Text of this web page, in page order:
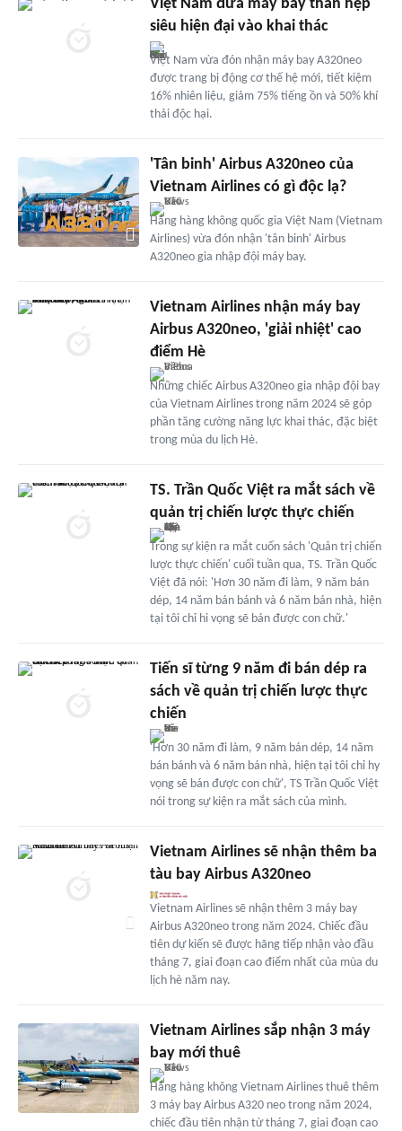
Việt Nam đưa máy bay thân hẹp
siêu hiện đại vào khai thác
Việt Nam vừa đón nhận máy bay A320neo
được trang bị động cơ thế hệ mới, tiết kiệm
16% nhiên liệu, giảm 75% tiếng ồn và 50% khí
thải độc hại.
'Tân binh' Airbus A320neo của
Vietnam Airlines có gì độc lạ?
Hãng hàng không quốc gia Việt Nam (Vietnam
Airlines) vừa đón nhận 'tân binh' Airbus
A320neo gia nhập đội máy bay.
Vietnam Airlines nhận máy bay
Airbus A320neo, 'giải nhiệt' cao
điểm Hè
Những chiếc Airbus A320neo gia nhập đội bay
của Vietnam Airlines trong năm 2024 sẽ góp
phần tăng cường năng lực khai thác, đặc biệt
trong mùa du lịch Hè.
TS. Trần Quốc Việt ra mắt sách về
quản trị chiến lược thực chiến
Trong sự kiện ra mắt cuốn sách 'Quản trị chiến
lược thực chiến' cuối tuần qua, TS. Trần Quốc
Việt đã nói: 'Hơn 30 năm đi làm, 9 năm bán
dép, 14 năm bán bánh và 6 năm bán nhà, hiện
tại tôi chỉ hi vọng sẽ bán được con chữ.'
Tiến sĩ từng 9 năm đi bán dép ra
sách về quản trị chiến lược thực
chiến
'Hơn 30 năm đi làm, 9 năm bán dép, 14 năm
bán bánh và 6 năm bán nhà, hiện tại tôi chỉ hy
vọng sẽ bán được con chữ', TS Trần Quốc Việt
nói trong sự kiện ra mắt sách của mình.
Vietnam Airlines sẽ nhận thêm ba
tàu bay Airbus A320neo
Vietnam Airlines sẽ nhận thêm 3 máy bay
Airbus A320neo trong năm 2024. Chiếc đầu
tiên dự kiến sẽ được hãng tiếp nhận vào đầu
tháng 7, giai đoạn cao điểm nhất của mùa du
lịch hè năm nay.
Vietnam Airlines sắp nhận 3 máy
bay mới thuê
Hãng hàng không Vietnam Airlines thuê thêm
3 máy bay Airbus A320 neo trong năm 2024,
chiếc đầu tiên nhận từ tháng 7, giai đoạn cao